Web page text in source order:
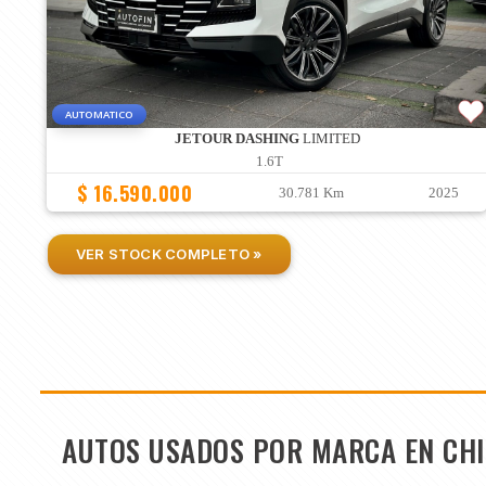
AUTOMATICO
JETOUR DASHINGLIMITED
1.6T
$ 16.590.000 30.781 Km 2025
VER STOCK COMPLETO »
AUTOS USADOS POR MARCA EN